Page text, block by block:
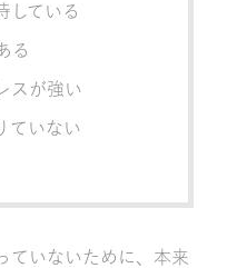
している
る
スが強い
ていない
ていないために、本来